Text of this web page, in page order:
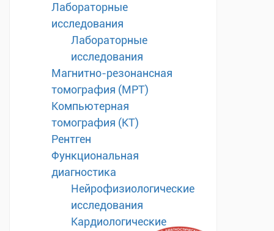
Лабораторные
исследования
Лабораторные
исследования
Магнитно-резонансная
томография (МРТ)
Компьютерная
томография (КТ)
Рентген
Функциональная
диагностика
Нейрофизиологические
исследования
Кардиологические